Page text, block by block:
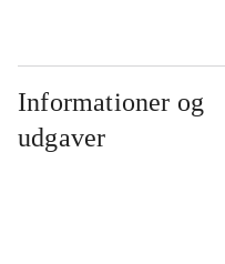
Informationer og
udgaver